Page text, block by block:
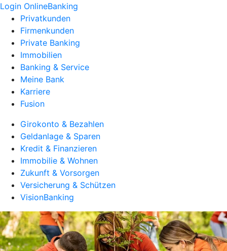
Login OnlineBanking
Privatkunden
Firmenkunden
Private Banking
Immobilien
Banking & Service
Meine Bank
Karriere
Fusion
Girokonto & Bezahlen
Geldanlage & Sparen
Kredit & Finanzieren
Immobilie & Wohnen
Zukunft & Vorsorgen
Versicherung & Schützen
VisionBanking